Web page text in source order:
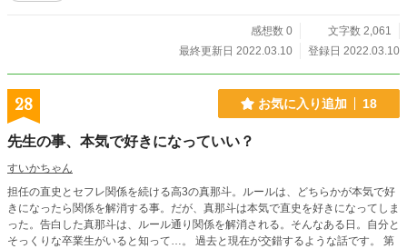
感想数 0
文字数 2,061
最終更新日 2022.03.10
登録日 2022.03.10
28 お気に入り追加 18
先生の事、本気で好きになっていい？
すいかちゃん
担任の直史とセフレ関係を続ける高3の真那斗。ルールは、どちらかが本気で好
きになったら関係を解消する事。だが、真那斗は本気で直史を好きになってしま
った。告白した真那斗は、ルール通り関係を解消される。そんなある日。自分と
そっくりな卒業生がいると知って…。 過去と現在が交錯するような話です。 第